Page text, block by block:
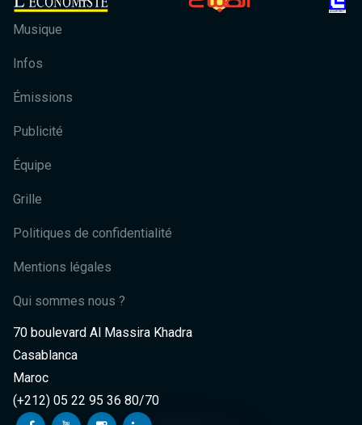
Musique
Infos
Émissions
Publicité
Équipe
Grille
Politiques de confidentialité
Mentions légales
Qui sommes nous ?
70 boulevard Al Massira Khadra
Casablanca
Maroc
(+212) 05 22 95 36 80/70